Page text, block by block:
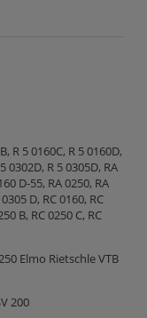
R 5 0160C, R 5 0160D,
0302D, R 5 0305D, RA
D-55, RA 0250, RA
D, RC 0160, RC
B, RC 0250 C, RC
Elmo Rietschle VTB
200